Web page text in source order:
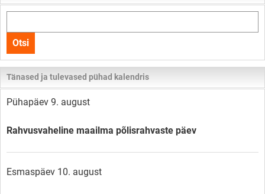
kogu
lehelt
Otsi
Tänased ja tulevased pühad kalendris
Pühapäev 9. august
Rahvusvaheline maailma põlisrahvaste päev
Esmaspäev 10. august